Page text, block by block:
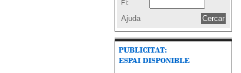
Fí:
Ajuda